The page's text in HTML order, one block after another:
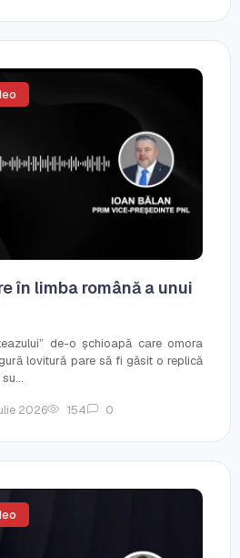
în limba română a unui
de-o șchioapă care omora
lovitură pare să fi găsit o replică
2026 154 0